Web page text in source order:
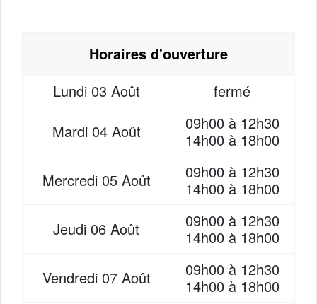
Horaires d'ouverture
Lundi 03 Août
fermé
Mardi 04 Août
09h00 à 12h30
14h00 à 18h00
Mercredi 05 Août
09h00 à 12h30
14h00 à 18h00
Jeudi 06 Août
09h00 à 12h30
14h00 à 18h00
Vendredi 07 Août
09h00 à 12h30
14h00 à 18h00